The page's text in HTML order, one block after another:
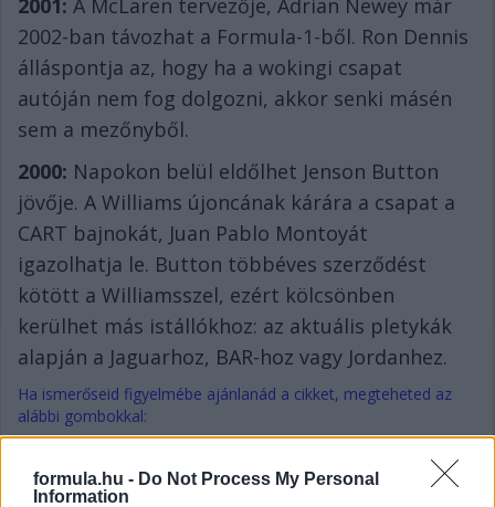
formula.hu - Do Not Process My Personal
Information
2002-ban távozhat a Formula-1-ből. Ron Dennis
álláspontja az, hogy ha a wokingi csapat
autóján nem fog dolgozni, akkor senki másén
sem a mezőnyből.
2000: Napokon belül eldőlhet Jenson Button
jövője. A Williams újoncának kárára a csapat a
CART bajnokát, Juan Pablo Montoyát
igazolhatja le. Button többéves szerződést
kötött a Williamsszel, ezért kölcsönben
kerülhet más istállókhoz: az aktuális pletykák
alapján a Jaguarhoz, BAR-hoz vagy Jordanhez.
Ha ismerőseid figyelmébe ajánlanád a cikket, megteheted az
alábbi gombokkal: